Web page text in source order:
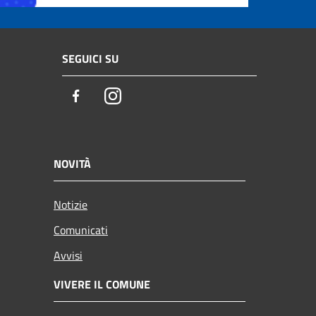
SEGUICI SU
FacebookInstagram
NOVITÀ
Notizie
Comunicati
Avvisi
VIVERE IL COMUNE